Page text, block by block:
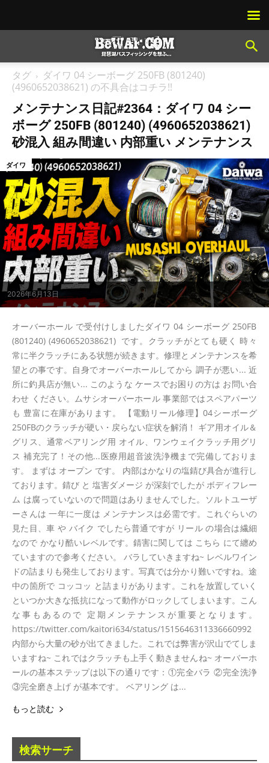
タグ
ダイワ 04 シーボーグ 250FB (801240)
(4960652038621) の不具合はコチラ!!
メンテナンス日記#2364：ダイワ 04 シー
ボーグ 250FB (801240) (4960652038621)
砂混入 組み間違い 内部重い メンテナンス
2026年6月13日
ダイワ
オーバーホール で受付けしましたダイワ 04 シーボーグ 250FB
(801240) (4960652038621) です。クラッチがとても硬く 時々
常に半クラッチにある状態が続きます。修理とメンテナンスを希
望との事です。自身でオーバーホールしてから 調子が悪い... 近
所に釣具店が無い... このような ケースでお困りの方は お問い合
わせ ください。ムサシオーバーホール 事業部ではスペアパーツ
も 豊富に在庫があります。 【電動リール修理】04シーボーグ
250FBのクラッチが硬い・戻らない症状を解消！ ギア用オイル＆
グリス、通常ベアリング用 オイル、ワンウェイクラッチ用グリ
ス 補充完了！その他...医療用超音波洗浄機まで完備しておりま
す。 まずは オープン です。 内部はかなりの塩錆び具合が進行し
ております。錆び と 塩害ダメージ が深刻でしたが ボディフレー
ム は腐っていないので問題はありませんでした。ソルトユーザ
ーさんは 一年に一度は メンテナンスは必需です。これぐらいの
見た目、車 や バイク でしたら普通ですが リール の場合は繊細
なので かなり酷いレベルです。錆害に関しては こちら にて纏め
ていますので参考ください。 バラしていきますね~ レベルワイン
ドの詰まりも発生しております。写真では分かり難いですね。途
中の箇所で コッコッ と詰まりがあります。これを放置していく
といつか大きな抵抗になって動作がロックしてしまいます。こん
な事もあるので 定期メンテナンスが重要となります。
https://twitter.com/kaitori634/status/1515646311336660992
内部から大量の砂が出てきました。これでは弊害が沢山でてしま
いますね~ これではクラッチも上手く動きませんね~ オーバーホ
ールの基本ステップは以下の通りです：①完全バラ ②完全洗浄
③完全磨き上げ が基本です。 ベアリング は...
もっと読む
検索サーチ